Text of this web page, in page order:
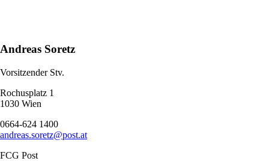
Andreas Soretz
Vorsitzender Stv.
Rochusplatz 1
1030 Wien
0664-624 1400
andreas.soretz@post.at
FCG Post